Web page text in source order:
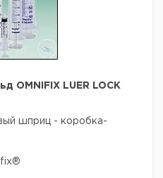
OMNIFIX LUER LOCK
шприц - коробка-